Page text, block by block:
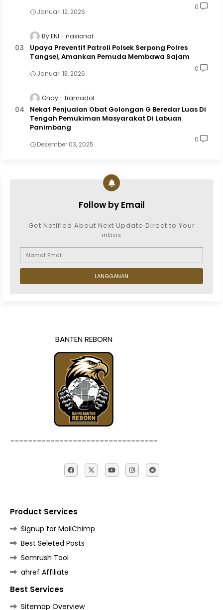
Januari 12, 2026
0
By ENI nasional
Upaya Preventif Patroli Polsek Serpong Polres
Tangsel, Amankan Pemuda Membawa Sajam
Januari 13, 2026
0
Onay tramadol
Nekat Penjualan Obat Golongan G Beredar Luas Di
Tengah Pemukiman Masyarakat Di Labuan
Panimbang
Desember 03, 2025
0
Follow by Email
Get Notified About Next Update Direct to Your
inbox
BANTEN REBORN
=================================
Product Services
Signup for MailChimp
Best Seleted Posts
Semrush Tool
ahref Affiliate
Best Services
Sitemap Overview